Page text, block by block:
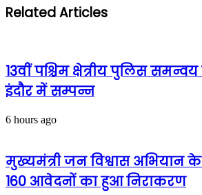
Related Articles
13वीं पश्चिम क्षेत्रीय पुलिस
इंदौर में सम्पन्न
6 hours ago
मुख्यमंत्री जन विश्वास अभियान
160 आवेदनों का हुआ निराकरण